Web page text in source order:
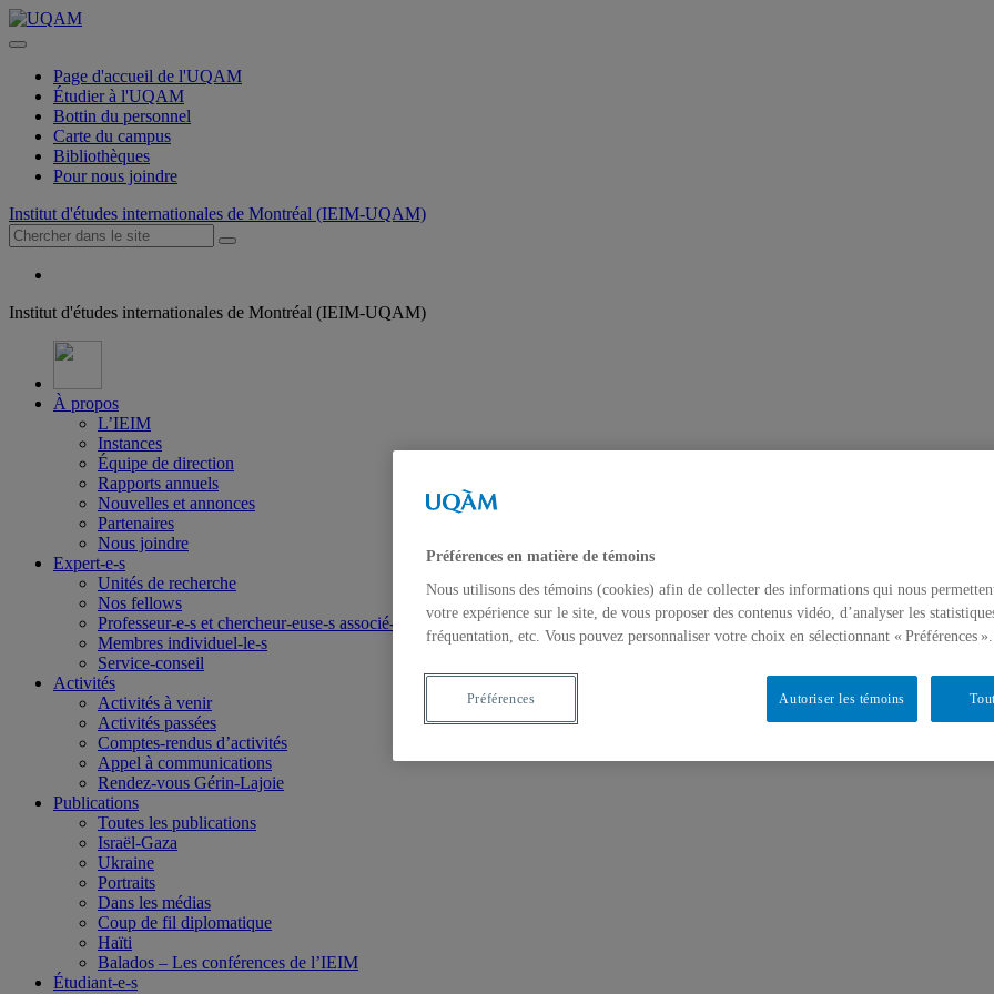
Page d'accueil de l'UQAM
Étudier à l'UQAM
Bottin du personnel
Carte du campus
Bibliothèques
Pour nous joindre
Institut d'études internationales de Montréal (IEIM-UQAM)
Institut d'études internationales de Montréal (IEIM-UQAM)
À propos
L’IEIM
Instances
Équipe de direction
Rapports annuels
Nouvelles et annonces
Partenaires
Nous joindre
Expert-e-s
Unités de recherche
Nos fellows
Professeur-e-s et chercheur-euse-s associé-e-s
Membres individuel-le-s
Service-conseil
Activités
Activités à venir
Activités passées
Comptes-rendus d’activités
Appel à communications
Rendez-vous Gérin-Lajoie
Publications
Toutes les publications
Israël-Gaza
Ukraine
Portraits
Dans les médias
Coup de fil diplomatique
Haïti
Balados – Les conférences de l’IEIM
Étudiant-e-s
Préférences en matière de témoins
Nous utilisons des témoins (cookies) afin de collecter des informations qui nous
votre expérience sur le site, de vous proposer des contenus vidéo, d’analyser les
fréquentation, etc. Vous pouvez personnaliser votre choix en sélectionnant « Préférences ».
Autoriser les témoins
Préférences